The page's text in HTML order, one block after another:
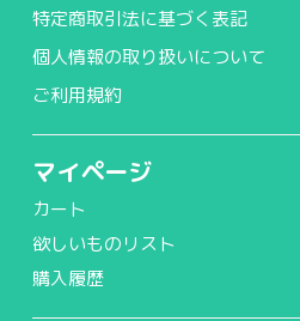
特定商取引法に基づく表記
個人情報の取り扱いについて
ご利用規約
マイページ
カート
欲しいものリスト
購入履歴